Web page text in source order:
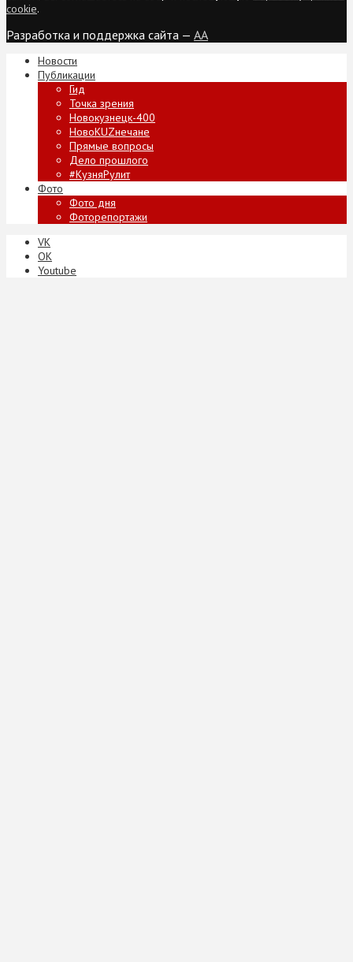
cookie.
Разработка и поддержка сайта — AA
Новости
Публикации
Гид
Точка зрения
Новокузнецк-400
НовоKUZнечане
Прямые вопросы
Дело прошлого
#КузняРулит
Фото
Фото дня
Фоторепортажи
VK
ОК
Youtube